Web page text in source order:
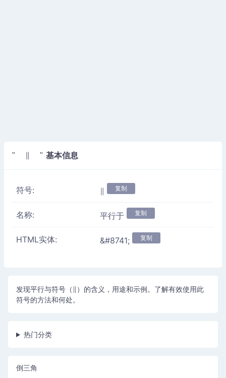
" ∥ " 基本信息
符号: ∥ 复制
名称: 平行于 复制
HTML实体: &#8741; 复制
发现平行与符号（∥）的含义，用途和示例。了解有效使用此
符号的方法和何处。
热门分类
倒三角